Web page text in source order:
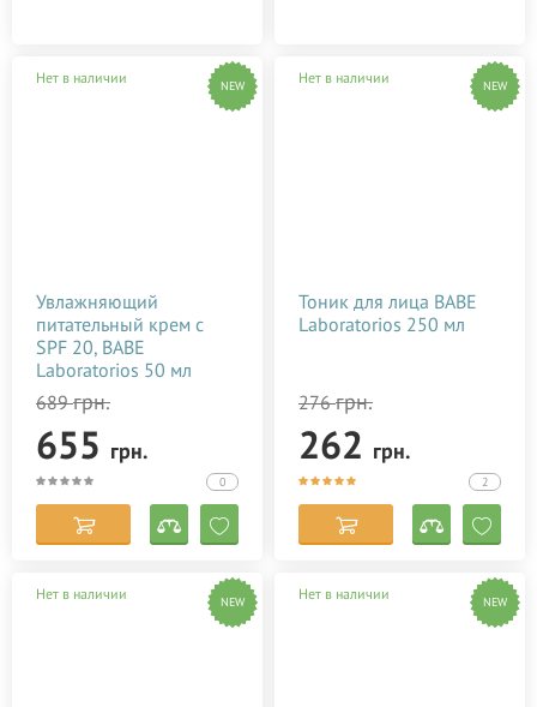
Нет в наличии NEW
Увлажняющий
питательный крем с
SPF 20, BABE
Laboratorios 50 мл
689грн.
655 грн.
0
Нет в наличии NEW
Тоник для лица BABE
Laboratorios 250 мл
276грн.
262 грн.
2
Нет в наличии NEW Нет в наличии NEW